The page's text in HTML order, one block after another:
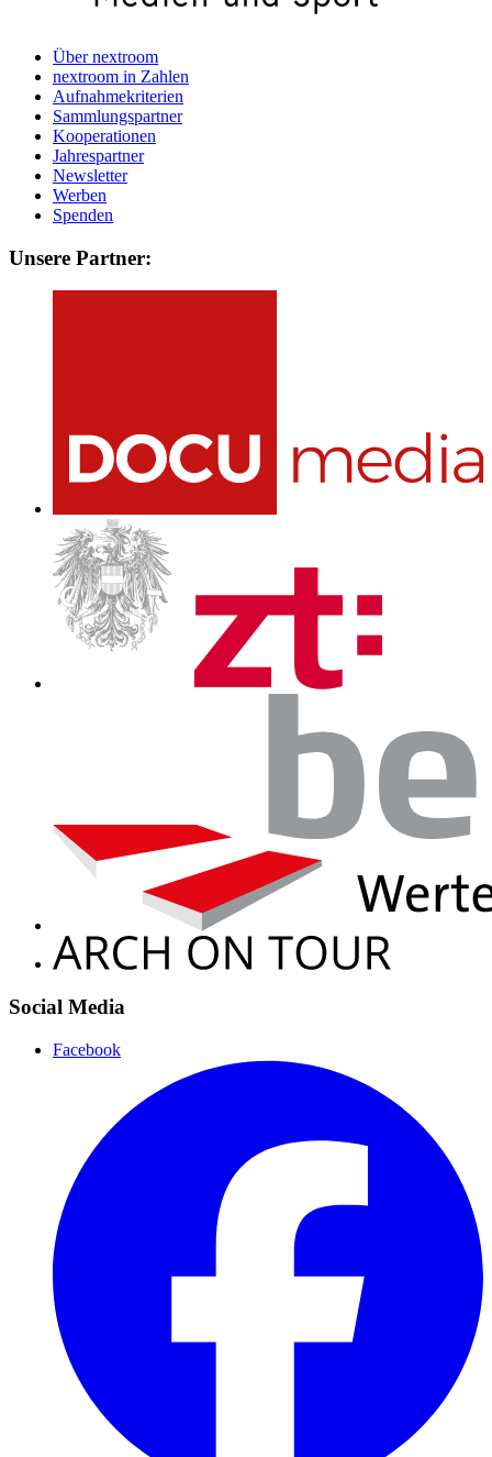
Über nextroom
nextroom in Zahlen
Aufnahmekriterien
Sammlungspartner
Kooperationen
Jahrespartner
Newsletter
Werben
Spenden
Unsere Partner:
Social Media
Facebook